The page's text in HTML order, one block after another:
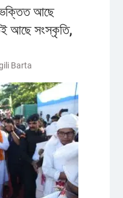
আছে
আছে সংস্কৃতি,
Barta